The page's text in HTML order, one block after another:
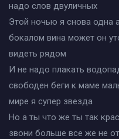
надо слов двуличных
Этой ночью я снова одна
бокалом вина может он
видеть рядом
И не надо плакать
свободен беги к маме
мире я супер звезда
Но а ты что же ты так
звони больше все же не